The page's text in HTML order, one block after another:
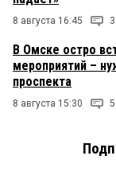
8 августа 16:45 3
В Омске остро
мероприятий –
проспекта
8 августа 15:30 5